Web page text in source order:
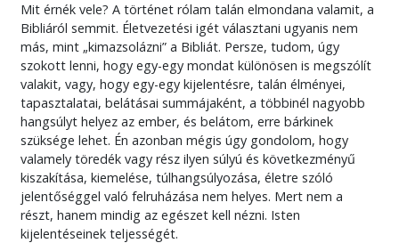
Mit érnék vele? A történet rólam talán elmondana valamit, a
Bibliáról semmit. Életvezetési igét választani ugyanis nem
más, mint „kimazsolázni” a Bibliát. Persze, tudom, úgy
szokott lenni, hogy egy-egy mondat különösen is megszólít
valakit, vagy, hogy egy-egy kijelentésre, talán élményei,
tapasztalatai, belátásai summájaként, a többinél nagyobb
hangsúlyt helyez az ember, és belátom, erre bárkinek
szüksége lehet. Én azonban mégis úgy gondolom, hogy
valamely töredék vagy rész ilyen súlyú és következményű
kiszakítása, kiemelése, túlhangsúlyozása, életre szóló
jelentőséggel való felruházása nem helyes. Mert nem a
részt, hanem mindig az egészet kell nézni. Isten
kijelentéseinek teljességét.